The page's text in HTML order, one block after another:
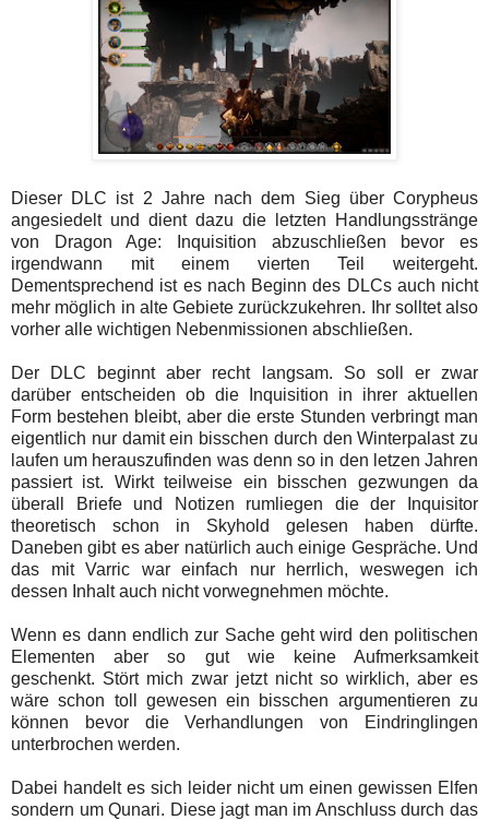
Dieser DLC ist 2 Jahre nach dem Sieg über Corypheus
angesiedelt und dient dazu die letzten Handlungsstränge
von Dragon Age: Inquisition abzuschließen bevor es
irgendwann mit einem vierten Teil weitergeht.
Dementsprechend ist es nach Beginn des DLCs auch nicht
mehr möglich in alte Gebiete zurückzukehren. Ihr solltet also
vorher alle wichtigen Nebenmissionen abschließen.
Der DLC beginnt aber recht langsam. So soll er zwar
darüber entscheiden ob die Inquisition in ihrer aktuellen
Form bestehen bleibt, aber die erste Stunden verbringt man
eigentlich nur damit ein bisschen durch den Winterpalast zu
laufen um herauszufinden was denn so in den letzen Jahren
passiert ist. Wirkt teilweise ein bisschen gezwungen da
überall Briefe und Notizen rumliegen die der Inquisitor
theoretisch schon in Skyhold gelesen haben dürfte.
Daneben gibt es aber natürlich auch einige Gespräche. Und
das mit Varric war einfach nur herrlich, weswegen ich
dessen Inhalt auch nicht vorwegnehmen möchte.
Wenn es dann endlich zur Sache geht wird den politischen
Elementen aber so gut wie keine Aufmerksamkeit
geschenkt. Stört mich zwar jetzt nicht so wirklich, aber es
wäre schon toll gewesen ein bisschen argumentieren zu
können bevor die Verhandlungen von Eindringlingen
unterbrochen werden.
Dabei handelt es sich leider nicht um einen gewissen Elfen
sondern um Qunari. Diese jagt man im Anschluss durch das